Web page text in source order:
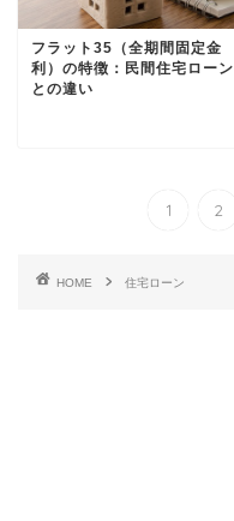
フラット35（全期間固定金
利）の特徴：民間住宅ローン
との違い
1 2
HOME 住宅ローン